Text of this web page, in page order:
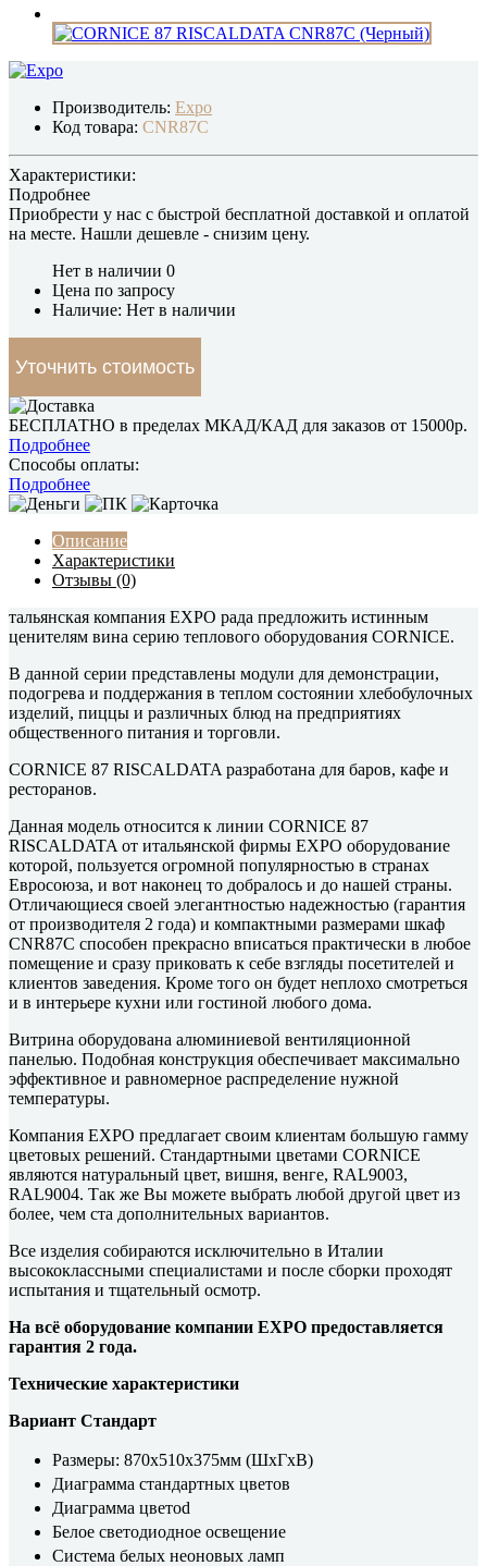
Производитель: Expo
Код товара: CNR87C
Характеристики:
Подробнее
Приобрести у нас с быстрой бесплатной доставкой и оплатой
на месте. Нашли дешевле - снизим цену.
Нет в наличии 0
Цена по запросу
Наличие: Нет в наличии
Уточнить стоимость
БЕСПЛАТНО в пределах МКАД/КАД для заказов от 15000р.
Подробнее
Способы оплаты:
Подробнее
Описание
Характеристики
Отзывы (0)
тальянская компания EXPO рада предложить истинным
ценителям вина серию теплового оборудования CORNICE.
В данной серии представлены модули для демонстрации,
подогрева и поддержания в теплом состоянии хлебобулочных
изделий, пиццы и различных блюд на предприятиях
общественного питания и торговли.
CORNICE 87 RISCALDATA разработана для баров, кафе и
ресторанов.
Данная модель относится к линии CORNICE 87
RISCALDATA от итальянской фирмы EXPO оборудование
которой, пользуется огромной популярностью в странах
Евросоюза, и вот наконец то добралось и до нашей страны.
Отличающиеся своей элегантностью надежностью (гарантия
от производителя 2 года) и компактными размерами шкаф
CNR87C способен прекрасно вписаться практически в любое
помещение и сразу приковать к себе взгляды посетителей и
клиентов заведения. Кроме того он будет неплохо смотреться
и в интерьере кухни или гостиной любого дома.
Витрина оборудована алюминиевой вентиляционной
панелью. Подобная конструкция обеспечивает максимально
эффективное и равномерное распределение нужной
температуры.
Компания EXPO предлагает своим клиентам большую гамму
цветовых решений. Стандартными цветами CORNICE
являются натуральный цвет, вишня, венге, RAL9003,
RAL9004. Так же Вы можете выбрать любой другой цвет из
более, чем ста дополнительных вариантов.
Все изделия собираются исключительно в Италии
высококлассными специалистами и после сборки проходят
испытания и тщательный осмотр.
На всё оборудование компании EXPO предоставляется
гарантия 2 года.
Технические характеристики
Вариант Стандарт
Размеры: 870x510x375мм (ШхГхВ)
Диаграмма стандартных цветов
Диаграмма цветоd
Белое светодиодное освещение
Система белых неоновых ламп